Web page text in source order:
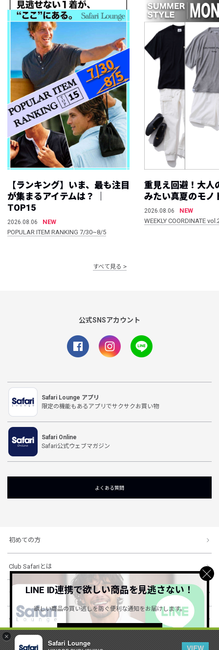
×
Safari Lounge
VIEW
【ランキング】いま、最も注目
が集まるアイテムは？ ｜
TOP15
2026.08.06
NEW
POPULAR ITEM RANKING 7/30~8/5
重見え回避！大人
みたい真夏のモノ
2026.08.06
NEW
WEEKLY COORDINATE
すべて見る
公式SNSアカウント
Safari Lounge アプリ
限定の機能もあるアプリでサクサクお買い物
Safari Online
Safari公式ウェブマガジン
よくある質問
初めての方
Club Safariとは
ショッピングガイド
会社概要・規約
LINE ID連携で欲しい商品を見逃さない！
欲しい商品の買い逃しを防ぐ便利な通知をお届けします。
詳しくはこちら ＞